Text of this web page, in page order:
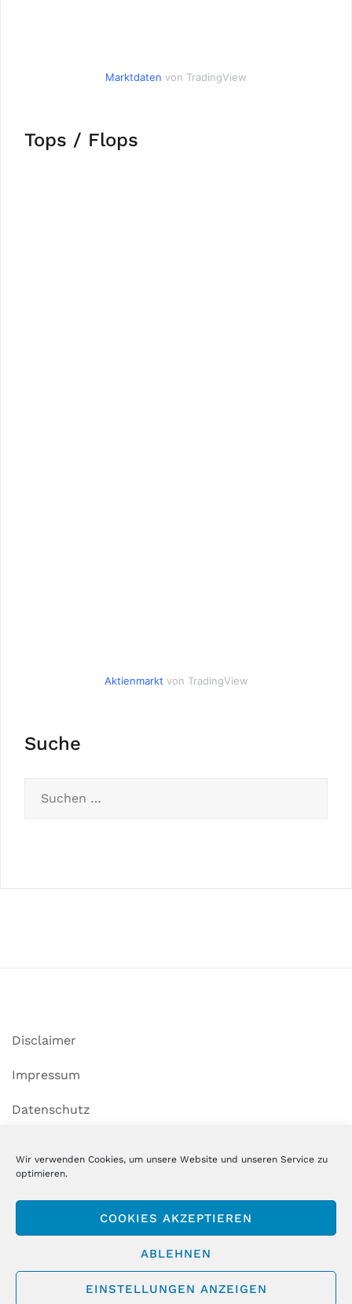
Wir verwenden Cookies, um unsere Website und unseren Service zu
optimieren.
COOKIES AKZEPTIEREN
ABLEHNEN
EINSTELLUNGEN ANZEIGEN
Marktdaten von TradingView
Tops / Flops
Aktienmarkt von TradingView
Suche
Disclaimer
Impressum
Datenschutz
Copyright MSM GmbH & Co. KG